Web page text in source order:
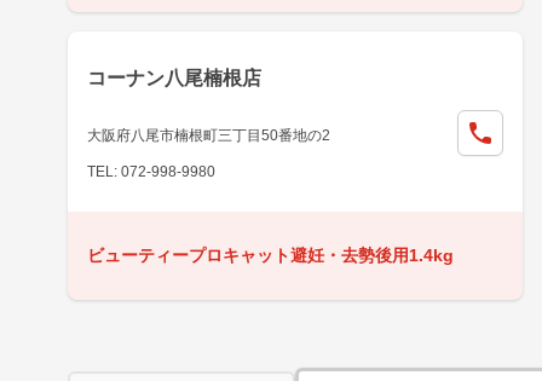
コーナン八尾楠根店
大阪府八尾市楠根町三丁目50番地の2
TEL: 072-998-9980
ビューティープロキャット避妊・去勢後用1.4kg